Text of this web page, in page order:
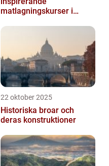
matlagningskurser i
22 oktober 2025
Historiska broar och
deras konstruktioner